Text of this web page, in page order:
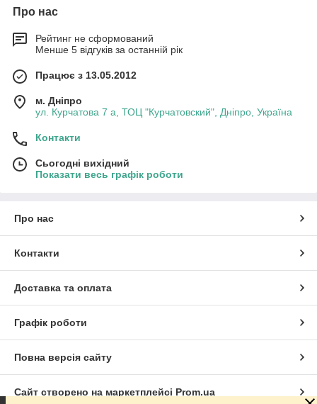
Про нас
Рейтинг не сформований
Менше 5 відгуків за останній рік
Працює з 13.05.2012
м. Дніпро
ул. Курчатова 7 а, ТОЦ "Курчатовский", Дніпро, Україна
Контакти
Сьогодні вихідний
Показати весь графік роботи
Про нас
Контакти
Доставка та оплата
Графік роботи
Повна версія сайту
Сайт створено на маркетплейсі Prom.ua